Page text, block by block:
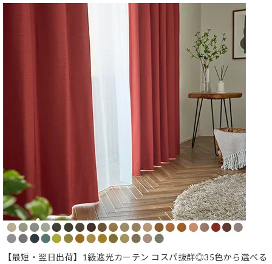
【最短・翌日出荷】1級遮光カーテン コスパ抜群◎35色から選べる